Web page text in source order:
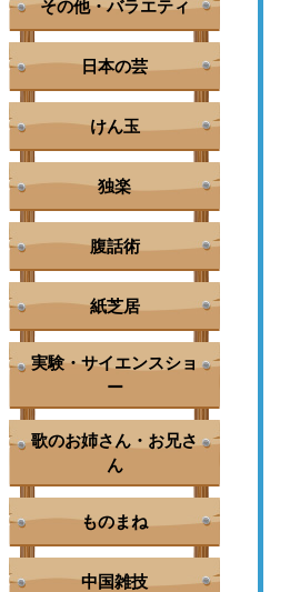
その他・バラエティ
日本の芸
けん玉
独楽
腹話術
紙芝居
実験・サイエンスショ
ー
歌のお姉さん・お兄さ
ん
ものまね
中国雑技